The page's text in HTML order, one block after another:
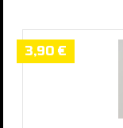
3,90 €